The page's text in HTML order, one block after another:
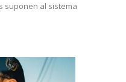
suponen al sistema